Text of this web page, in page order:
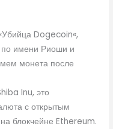
Dogecoin«,
по имени Риоши и
мем монета после
Inu, это
с открытым
блокчейне Ethereum.